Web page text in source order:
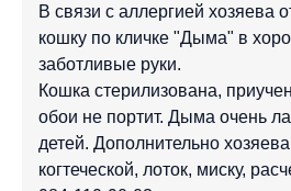
В связи с аллергией хозяева
кошку по кличке "Дыма" в
заботливые руки.
Кошка стерилизована,
обои не портит. Дыма очень
детей. Дополнительно
когтеческой, лоток, миску,